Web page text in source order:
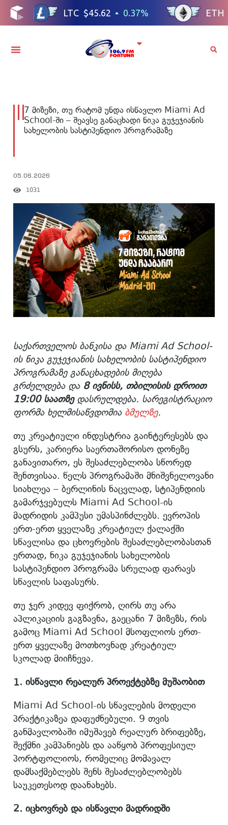
7 მიზეზი, თუ რატომ უნდა ისწავლო Miami Ad
School-ში – შეავსე განაცხადი ნიკა გუჯეჯიანის
სახელობის სასტიპენდიო პროგრამაზე
05.06.2026
1031
საქართველოს ბანკისა და Miami Ad School-
ის ნიკა გუჯეჯიანის სახელობის სასტიპენდიო
პროგრამაზე განაცხადების მიღება
გრძელდება და 8 ივნისს, თბილისის დროით
19:00 საათზე დასრულდება. სარეგისტრაციო
ფორმა ხელმისაწვდომია ბმულზე.
თუ კრეატიული ინდუსტრია გაინტერესებს და
გსურს, კარიერა საერთაშორისო დონეზე
განავითარო, ეს შესაძლებლობა სწორედ
შენთვისაა. წელს პროგრამაში მნიშვნელოვანი
სიახლეა – ბერლინის ნაცვლად, სტიპენდიის
გამარჯვებულს Miami Ad School-ის
მადრიდის კამპუსი უმასპინძლებს. ევროპის
ერთ-ერთ ყველაზე კრეატიულ ქალაქში
სწავლისა და ცხოვრების შესაძლებლობასთან
ერთად, ნიკა გუჯეჯიანის სახელობის
სასტიპენდიო პროგრამა სრულად ფარავს
სწავლის საფასურს.
თუ ჯერ კიდევ ფიქრობ, ღირს თუ არა
აპლიკაციის გაგზავნა, გაეცანი 7 მიზეზს, რის
გამოც Miami Ad School მსოფლიოს ერთ-
ერთ ყველაზე მოთხოვნად კრეატიულ
სკოლად მიიჩნევა.
1. ისწავლი რეალურ პროექტებზე მუშაობით
Miami Ad School-ის სწავლების მოდელი
პრაქტიკაზეა დაფუძნებული. 9 თვის
განმავლობაში იმუშავებ რეალურ ბრიფებზე,
შექმნი კამპანიებს და ააწყობ პროფესიულ
პორტფოლიოს, რომელიც მომავალ
დამსაქმებლებს შენს შესაძლებლობებს
საუკეთესოდ დაანახებს.
2. იცხოვრებ და ისწავლი მადრიდში